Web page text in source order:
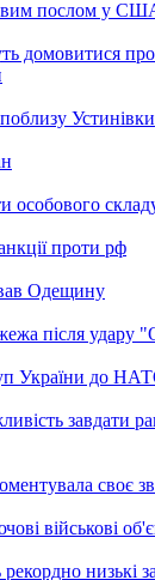
послом у
домовитися про
Устинівки
особового
проти рф
Одещину
після удару
України до
завдати
своє
військові
низькі